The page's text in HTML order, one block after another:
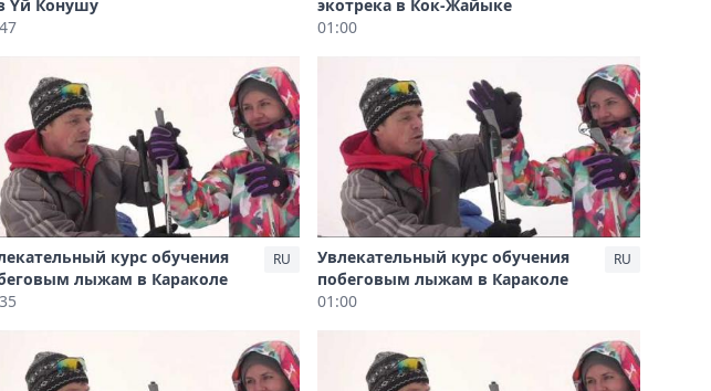
Үй Конушу
экотрека в Кок-Жайыке
01:00
курс обучения
лыжам в Караколе
RU
Увлекательный курс обучения
побеговым лыжам в Караколе
01:00
RU